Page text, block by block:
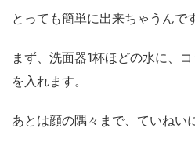
とっても簡単に出来ちゃうんで
まず、洗面器1杯ほどの水に、
を入れます。
あとは顔の隅々まで、ていねい